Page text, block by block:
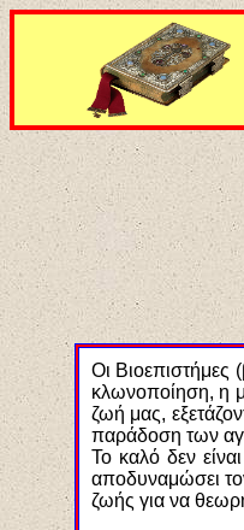
Οι Βιοεπιστήμες
κλωνοποίηση, η
ζωή μας,
παράδοση των
Το καλό δεν
αποδυναμώσει
ζωής για να